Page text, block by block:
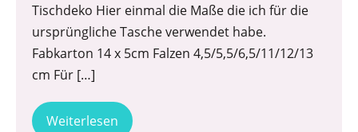
Tischdeko Hier einmal die Maße die ich für die
ursprüngliche Tasche verwendet habe.
Fabkarton 14 x 5cm Falzen 4,5/5,5/6,5/11/12/13
cm Für […]
Weiterlesen